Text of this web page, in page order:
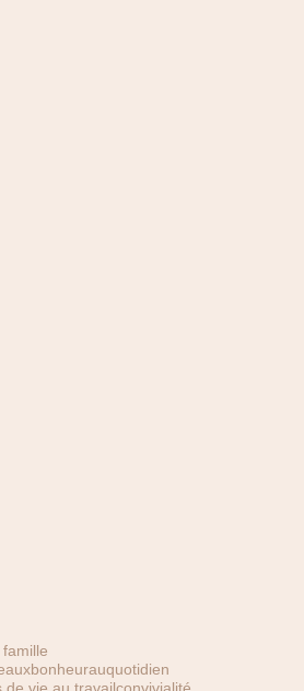
bonheurauquotidien
de vie au travailconvivialité